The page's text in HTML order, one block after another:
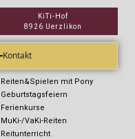
KiTi-Hof
8926 Uerzlikon
Kontakt
Reiten&Spielen mit Pony
Geburtstagsfeiern
Ferienkurse
MuKi-/VaKi-Reiten
Reitunterricht